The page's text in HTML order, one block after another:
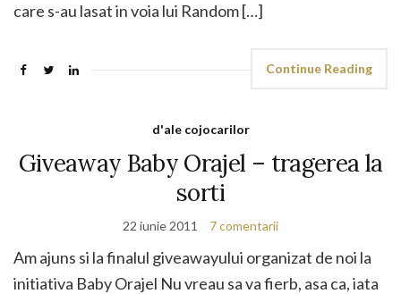
care s-au lasat in voia lui Random […]
Continue Reading
d'ale cojocarilor
Giveaway Baby Orajel – tragerea la
sorti
22 iunie 2011 7 comentarii
Am ajuns si la finalul giveawayului organizat de noi la
initiativa Baby Orajel Nu vreau sa va fierb, asa ca, iata